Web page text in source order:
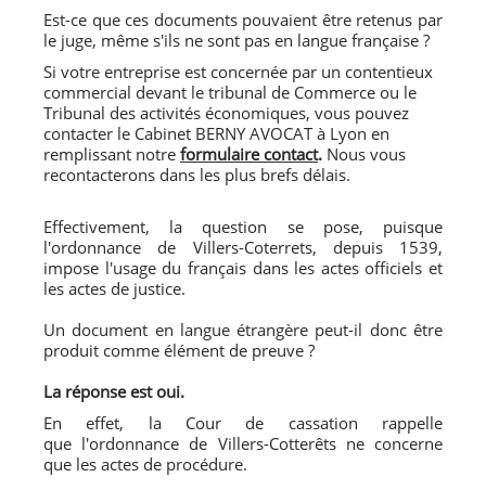
Est-ce que ces documents pouvaient être retenus par
le juge, même s'ils ne sont pas en langue française ?
Si votre entreprise est concernée par un contentieux
commercial devant le tribunal de Commerce ou le
Tribunal des activités économiques, vous pouvez
contacter le Cabinet BERNY AVOCAT à Lyon en
remplissant notre formulaire contact. Nous vous
recontacterons dans les plus brefs délais.
Effectivement, la question se pose, puisque
l'ordonnance de Villers-Coterrets, depuis 1539,
impose l'usage du français dans les actes officiels et
les actes de justice.
Un document en langue étrangère peut-il donc être
produit comme élément de preuve ?
La réponse est oui.
En effet, la Cour de cassation rappelle
que l'ordonnance de Villers-Cotterêts ne concerne
que les actes de procédure.